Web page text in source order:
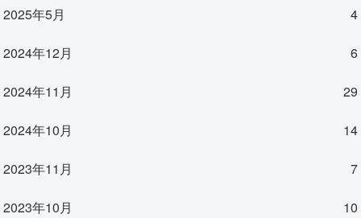
2025年5月 4
2024年12月 6
2024年11月 29
2024年10月 14
2023年11月 7
2023年10月 10